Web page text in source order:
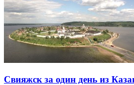
Свияжск за один день из